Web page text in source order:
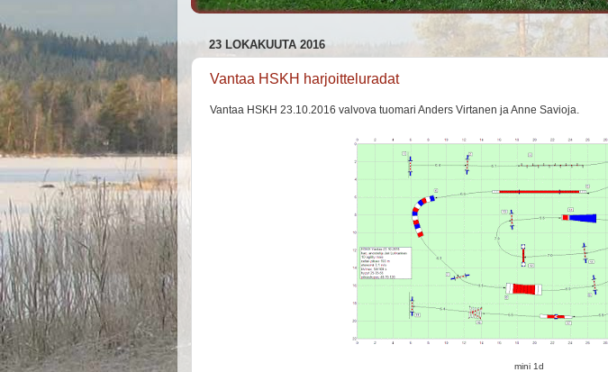
23 LOKAKUUTA 2016
Vantaa HSKH harjoitteluradat
Vantaa HSKH 23.10.2016 valvova tuomari Anders Virtanen ja Anne Savioja.
mini 1d